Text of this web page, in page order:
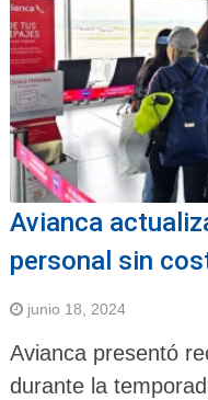
Avianca
personal sin
junio 18, 2024
Avianca presentó
durante la